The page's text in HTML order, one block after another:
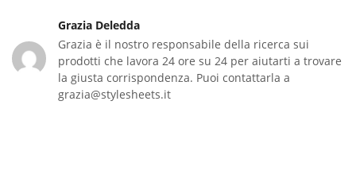
Grazia Deledda
Grazia è il nostro responsabile della ricerca sui
prodotti che lavora 24 ore su 24 per aiutarti a trovare
la giusta corrispondenza. Puoi contattarla a
grazia@stylesheets.it